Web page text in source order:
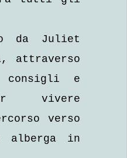
da Juliet
attraverso
consigli e
vivere
verso
alberga in